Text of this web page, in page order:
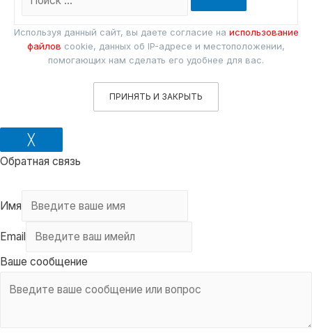
Используя данный сайт, вы даете согласие на использование
файлов cookie, данных об IP-адресе и местоположении,
помогающих нам сделать его удобнее для вас.
ПРИНЯТЬ И ЗАКРЫТЬ
╳
Обратная связь
Имя
Email
Ваше сообщение